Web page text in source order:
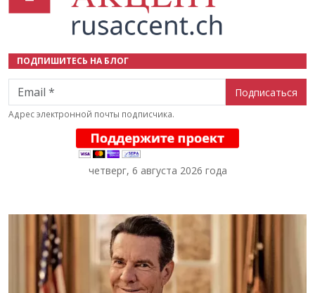
ПОДПИШИТЕСЬ НА БЛОГ
Email
Адрес электронной почты подписчика.
четверг, 6 августа 2026 года